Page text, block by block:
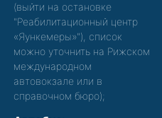
(выйти на остановке
"Реабилитационный центр
«Яункемеры»"), список
можно уточнить на Рижском
международном
автовокзале или в
справочном бюро);